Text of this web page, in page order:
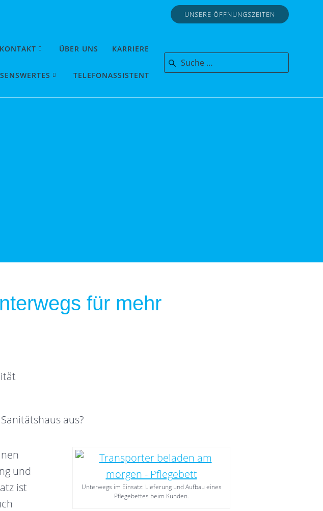
UNSERE ÖFFNUNGSZEITEN
ÜBER UNS KARRIERE
TELEFONASSISTENT
für mehr
aus?
Unterwegs im Einsatz: Lieferung und Aufbau eines
Pflegebettes beim Kunden.
und
ist